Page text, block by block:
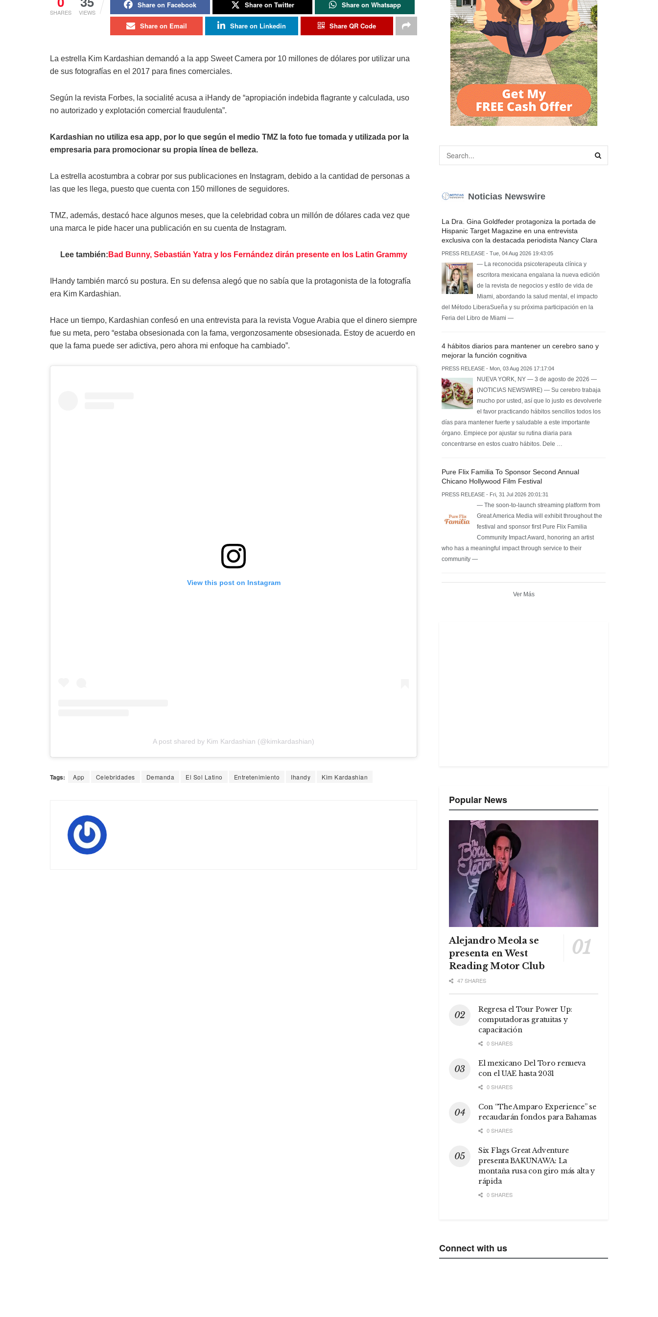
SHARES VIEWS
Share on Facebook Share on Twitter Share on Whatsapp
Share on Email Share on Linkedin Share QR Code
La estrella Kim Kardashian demandó a la app Sweet Camera por 10 millones de dólares por utilizar una
de sus fotografías en el 2017 para fines comerciales.
Según la revista Forbes, la socialité acusa a iHandy de “apropiación indebida flagrante y calculada, uso
no autorizado y explotación comercial fraudulenta”.
Kardashian no utiliza esa app, por lo que según el medio TMZ la foto fue tomada y utilizada por la
empresaria para promocionar su propia línea de belleza.
La estrella acostumbra a cobrar por sus publicaciones en Instagram, debido a la cantidad de personas a
las que les llega, puesto que cuenta con 150 millones de seguidores.
TMZ, además, destacó hace algunos meses, que la celebridad cobra un millón de dólares cada vez que
una marca le pide hacer una publicación en su cuenta de Instagram.
Lee también: Bad Bunny, Sebastián Yatra y los Fernández dirán presente en los Latin Grammy
IHandy también marcó su postura. En su defensa alegó que no sabía que la protagonista de la fotografía
era Kim Kardashian.
Hace un tiempo, Kardashian confesó en una entrevista para la revista Vogue Arabia que el dinero siempre
fue su meta, pero “estaba obsesionada con la fama, vergonzosamente obsesionada. Estoy de acuerdo en
que la fama puede ser adictiva, pero ahora mi enfoque ha cambiado”.
View this post on Instagram
A post shared by Kim Kardashian (@kimkardashian)
Tags: App Celebridades Demanda El Sol Latino Entretenimiento Ihandy Kim Kardashian
Noticias Newswire
La Dra. Gina Goldfeder protagoniza la portada de
Hispanic Target Magazine en una entrevista
exclusiva con la destacada periodista Nancy Clara
PRESS RELEASE - Tue, 04 Aug 2026 19:43:05
— La reconocida psicoterapeuta clínica y
escritora mexicana engalana la nueva edición
de la revista de negocios y estilo de vida de
Miami, abordando la salud mental, el impacto
del Método LiberaSueña y su próxima participación en la
Feria del Libro de Miami —
4 hábitos diarios para mantener un cerebro sano y
mejorar la función cognitiva
PRESS RELEASE - Mon, 03 Aug 2026 17:17:04
NUEVA YORK, NY — 3 de agosto de 2026 —
(NOTICIAS NEWSWIRE) — Su cerebro trabaja
mucho por usted, así que lo justo es devolverle
el favor practicando hábitos sencillos todos los
días para mantener fuerte y saludable a este importante
órgano. Empiece por ajustar su rutina diaria para
concentrarse en estos cuatro hábitos. Dele …
Pure Flix Familia To Sponsor Second Annual
Chicano Hollywood Film Festival
PRESS RELEASE - Fri, 31 Jul 2026 20:01:31
— The soon-to-launch streaming platform from
Great America Media will exhibit throughout the
festival and sponsor first Pure Flix Familia
Community Impact Award, honoring an artist
who has a meaningful impact through service to their
community —
Ver Más
Popular News
Alejandro Meola se
presenta en West
Reading Motor Club
47 SHARES
Regresa el Tour Power Up:
computadoras gratuitas y
capacitación
0 SHARES
El mexicano Del Toro renueva
con el UAE hasta 2031
0 SHARES
Con “The Amparo Experience” se
recaudarán fondos para Bahamas
0 SHARES
Six Flags Great Adventure
presenta BAKUNAWA: La
montaña rusa con giro más alta y
rápida
0 SHARES
Connect with us